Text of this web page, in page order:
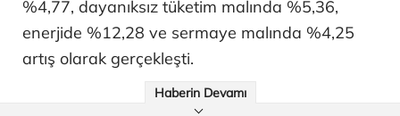
%4,77, dayanıksız tüketim malında %5,36,
enerjide %12,28 ve sermaye malında %4,25
artış olarak gerçekleşti.
Haberin Devamı